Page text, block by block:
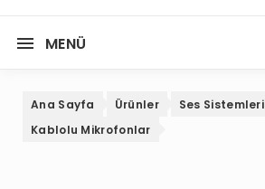
MENÜ
Ana Sayfa Ürünler Ses Sistemleri
Kablolu Mikrofonlar